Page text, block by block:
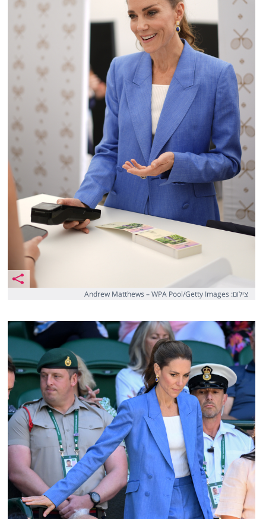
צילום: Andrew Matthews – WPA Pool/Getty Images